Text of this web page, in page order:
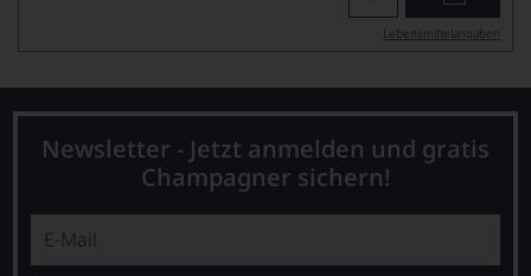
Lebensmittel­angaben
Newsletter - Jetzt anmelden und gratis
Champagner sichern!